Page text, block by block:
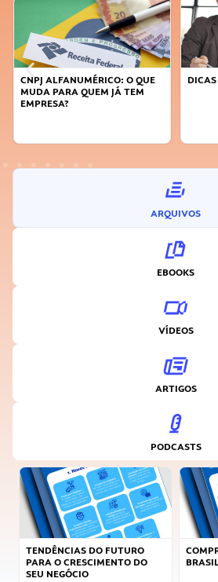
CNPJ ALFANUMÉRICO: O QUE
MUDA PARA QUEM JÁ TEM
EMPRESA?
ARQUIVOS
EBOOKS
VÍDEOS
ARTIGOS
PODCASTS
TENDÊNCIAS DO FUTURO
PARA O CRESCIMENTO DO
SEU NEGÓCIO